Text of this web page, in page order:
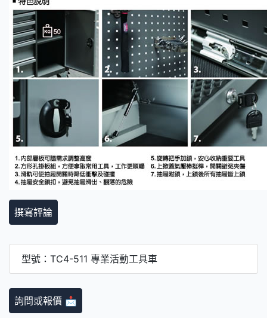
撰寫評論
型號：TC4-511 專業活動工具車
詢問或報價 📩